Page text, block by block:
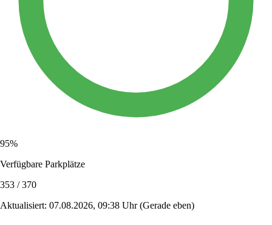
95%
Verfügbare Parkplätze
353 / 370
Aktualisiert: 07.08.2026, 09:38 Uhr(Gerade eben)